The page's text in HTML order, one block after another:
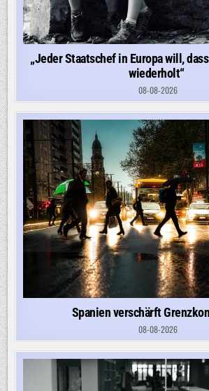
„Jeder Staatschef in Europa will,
wiederholt“
08-08-2026
Spanien verschärft
08-08-2026